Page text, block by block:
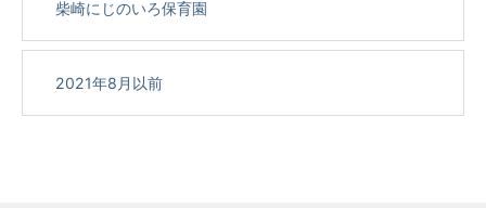
柴崎にじのいろ保育園
2021年8月以前